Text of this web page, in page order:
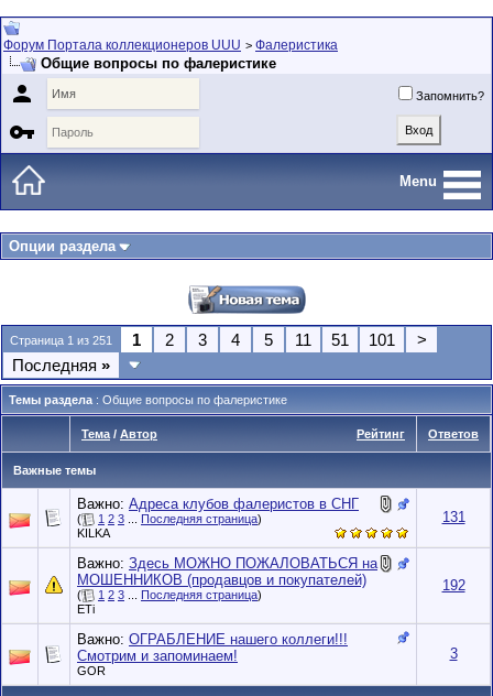
Форум Портала коллекционеров UUU > Фалеристика
Общие вопросы по фалеристике
 Запомнить?

Menu
Опции раздела
Страница 1 из 251 1 2 3 4 5 11 51 101
>
Последняя »
Темы раздела : Общие вопросы по фалеристике
Рейтинг
Тема / Автор Ответов
Важные темы
Важно: Адреса клубов фалеристов в СНГ
( 1 2 3 Последняя страница)
KILKA
131
Важно: Здесь МОЖНО ПОЖАЛОВАТЬСЯ на
МОШЕННИКОВ (продавцов и покупателей)
( 1 2 3 Последняя страница)
ETi
192
Важно: ОГРАБЛЕНИЕ нашего коллеги!!!
Смотрим и запоминаем!
GOR
3